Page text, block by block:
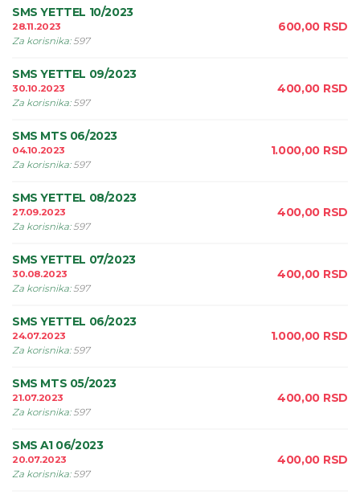
SMS YETTEL 10/2023
28.11.2023
Za korisnika: 597
600,00 RSD
SMS YETTEL 09/2023
30.10.2023
Za korisnika: 597
400,00 RSD
SMS MTS 06/2023
04.10.2023
Za korisnika: 597
1.000,00 RSD
SMS YETTEL 08/2023
27.09.2023
Za korisnika: 597
400,00 RSD
SMS YETTEL 07/2023
30.08.2023
Za korisnika: 597
400,00 RSD
SMS YETTEL 06/2023
24.07.2023
Za korisnika: 597
1.000,00 RSD
SMS MTS 05/2023
21.07.2023
Za korisnika: 597
400,00 RSD
SMS A1 06/2023
20.07.2023
Za korisnika: 597
400,00 RSD